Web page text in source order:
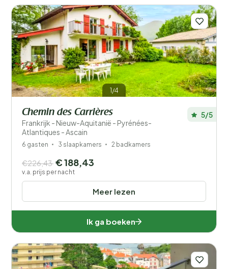
1/4
Chemin des Carrières
Frankrijk - Nieuw-Aquitanië - Pyrénées-
Atlantiques - Ascain
5/5
6 gasten 3 slaapkamers 2 badkamers
Meer lezen
€226,43 € 188,43
v.a. prijs per nacht
Ik ga boeken